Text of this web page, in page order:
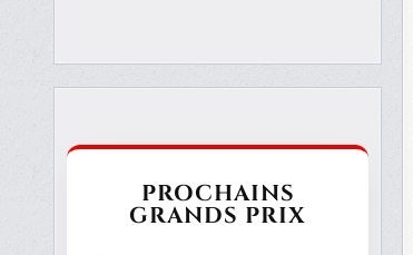
PROCHAINS
GRANDS PRIX